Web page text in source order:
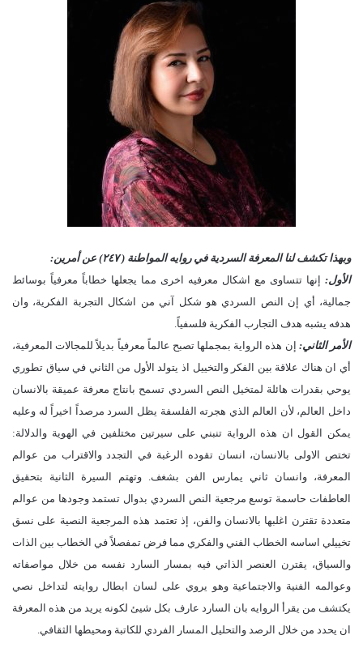
وبهذا تكشف لنا المعرفة السردية في روايه المواطنة ( ٢٤٧) عن أمرين:
الأول: إنها تتساوى مع اشكال معرفيه اخرى مما يجعلها خطاباً معرفياً بوسائط
جمالية، أي إن النص السردي هو شكل آني من اشكال التجربة الفكرية، وان
هدفه يشبه هدف التجارب الفكرية فلسفياً.
الأمر الثاني: إن هذه الرواية بمجملها تصبح عالماً معرفياً بديلاً للمجالات المعرفية،
أي ان هناك علاقة بين الفكر والتخييل اذ يتولد الأول من الثاني في سياق تطوري
يوحي بقدرات هائلة لمتخيل النص السردي تسمح بانتاج معرفة عميقة بالانسان
داخل العالم، لأن العالم الذي هجرته الفلسفة يظل السرد مرصداً اخيراً له وعليه
يمكن القول ان هذه الرواية تنبني على سيرتين مختلفين في الهوية والدلالة:
تختص الاولى بالانسان، انسان تقوده الرغبة في التجدد والاقتراب من عوالم
المعرفة، وانسان ثاني يمارس الفن بشغف. وتهتم السيرة الثانية بتحقيق
العاطفات حاسمة توسع مرجعية النص السردي بدوال تستمد وجودها من عوالم
متعددة تقترن اغلبها بالانسان والفن، إذ تعتمد هذه المرجعية النصية على نسق
تخييلي اساسه الخطاب الفني والفكري مما فرض تمفصلاً في الخطاب بين الذات
والسياق، يقترن العنصر الذاتي فيه بمسار السارد نفسه من خلال مواصفاته
وعوالمه الفنية والاجتماعية وهو يروي على لسان ابطال روايته لتداخل نصي
يكتشف من يقرأ الروايه بان السارد عارف بكل شيئ لكونه يريد من هذه المعرفة
ان يحدد من خلال الرصد والتحليل المسار الفردي للكاتبة ومحيطها الثقافي.